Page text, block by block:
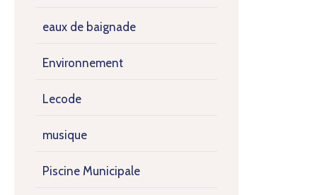
eaux de baignade
Environnement
Lecode
musique
Piscine Municipale